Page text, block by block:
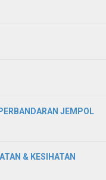
JEMPOL
& KESIHATAN